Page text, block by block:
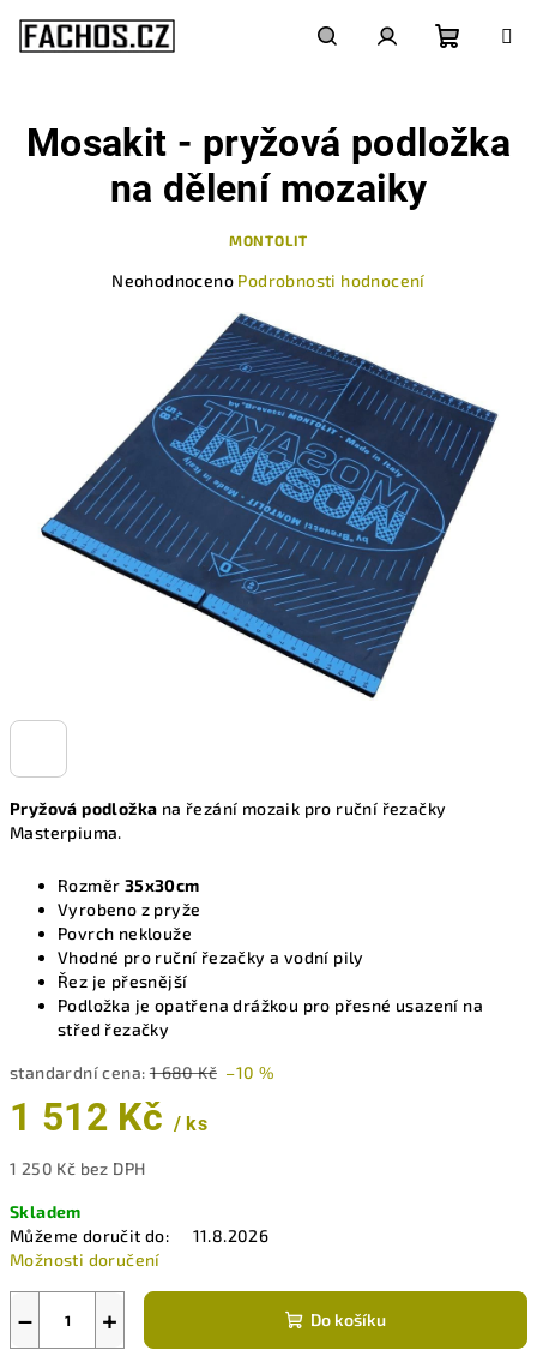
obsah
košík
Pryžová podložka na řezání mozaik pro ruční řezačky
Masterpiuma.
Rozměr 35x30cm
Vyrobeno z pryže
Povrch neklouže
Vhodné pro ruční řezačky a vodní pily
Řez je přesnější
Podložka je opatřena drážkou pro přesné usazení na
střed řezačky
standardní cena: 1 680 Kč –10 %
1 512 Kč / ks
1 250 Kč bez DPH
cena:
Skladem
Můžeme doručit do:
11.8.2026
Možnosti doručení
+
− Do košíku
Mosakit - pryžová podložka
na dělení mozaiky
MONTOLIT
Neohodnoceno Podrobnosti hodnocení